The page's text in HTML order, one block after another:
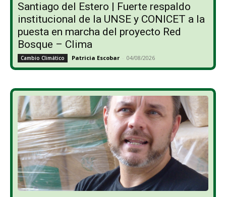
Santiago del Estero | Fuerte respaldo
institucional de la UNSE y CONICET a la
puesta en marcha del proyecto Red
Bosque – Clima
Cambio Climático Patricia Escobar - 04/08/2026